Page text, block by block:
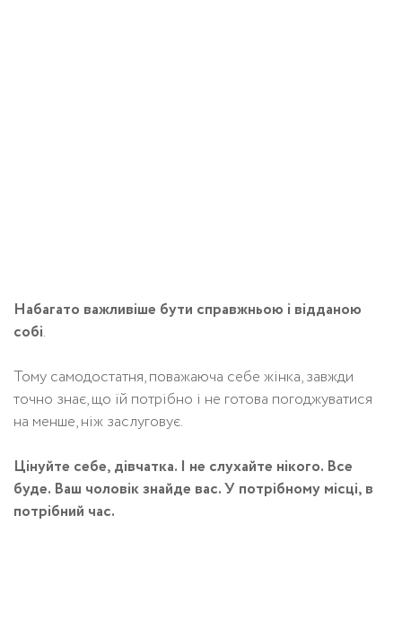
Набагато важливіше бути справжньою і відданою
собі.
Тому самодостатня, поважаюча себе жінка, завжди
точно знає, що їй потрібно і не готова погоджуватися
на менше, ніж заслуговує.
Цінуйте себе, дівчатка. І не слухайте нікого. Все
буде. Ваш чоловік знайде вас. У потрібному місці, в
потрібний час.